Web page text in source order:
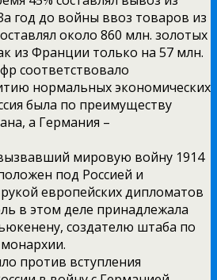
год до войны ввоз товаров из
около 860 млн. золотых
из Франции только на 57 млн.
соответствовало
нормальных экономических
была по преимуществу
а Германия –
мировую войну 1914
под Россией и
европейских дипломатов
в этом деле принадлежала
создателю штаба по
против вступления